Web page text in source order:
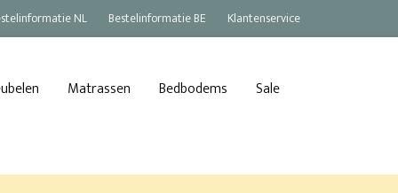
NL Bestelinformatie BE Klantenservice
Matrassen Bedbodems Sale